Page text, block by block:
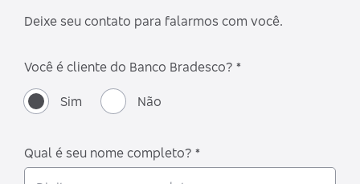
Deixe seu contato para falarmos com você.
Você é cliente do Banco Bradesco? *
Sim Não
Qual é seu nome completo? *